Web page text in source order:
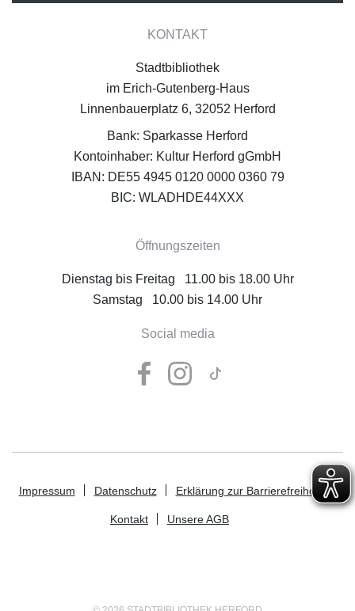
KONTAKT
Stadtbibliothek
im Erich-Gutenberg-Haus
Linnenbauerplatz 6, 32052 Herford
Bank: Sparkasse Herford
Kontoinhaber: Kultur Herford gGmbH
IBAN: DE55 4945 0120 0000 0360 79
BIC: WLADHDE44XXX
Öffnungszeiten
Dienstag bis Freitag 11.00 bis 18.00 Uhr
Samstag 10.00 bis 14.00 Uhr
Social media
Impressum Datenschutz Erklärung zur Barrierefreiheit
Kontakt Unsere AGB